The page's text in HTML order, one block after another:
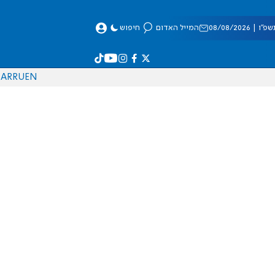
08/2026 המייל האדום חיפוש
EN
RU
AR